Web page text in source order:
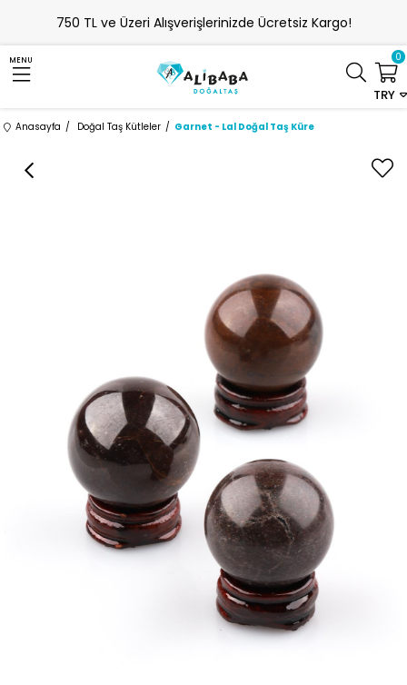
750 TL ve Üzeri Alışverişlerinizde Ücretsiz Kargo!
MENU
TRY
0
Anasayfa Doğal Taş Kütleler Garnet - Lal Doğal Taş Küre